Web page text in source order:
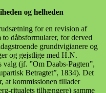
og helheden
for en revision af
dåbsformularer, for derved
grundtvigianere og
og gejstlige med H.N.
valg (jf. ”Om Daabs-Pagten”,
Betragtet”, 1834). Det
at kommissionen tillader
ritualets tilhængere) samme